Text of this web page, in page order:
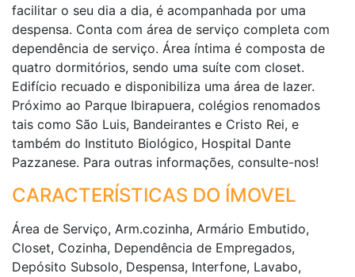
facilitar o seu dia a dia, é acompanhada por uma
despensa. Conta com área de serviço completa com
dependência de serviço. Área íntima é composta de
quatro dormitórios, sendo uma suíte com closet.
Edifício recuado e disponibiliza uma área de lazer.
Próximo ao Parque Ibirapuera, colégios renomados
tais como São Luis, Bandeirantes e Cristo Rei, e
também do Instituto Biológico, Hospital Dante
Pazzanese. Para outras informações, consulte-nos!
CARACTERÍSTICAS DO ÍMOVEL
Área de Serviço, Arm.cozinha, Armário Embutido,
Closet, Cozinha, Dependência de Empregados,
Depósito Subsolo, Despensa, Interfone, Lavabo,